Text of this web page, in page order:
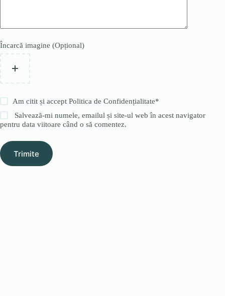
Încarcă imagine (Opțional)
Am citit și acceptPolitica de Confidențialitate*
Salvează-mi numele, emailul și site-ul web în acest navigator
pentru data viitoare când o să comentez.
Trimite